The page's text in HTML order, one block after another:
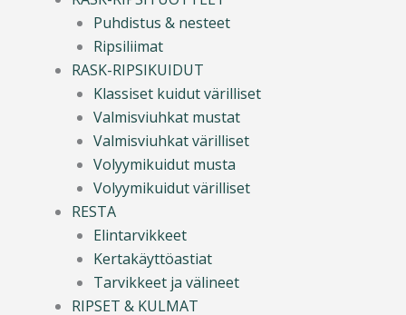
Puhdistus & nesteet
Ripsiliimat
RASK-RIPSIKUIDUT
Klassiset kuidut värilliset
Valmisviuhkat mustat
Valmisviuhkat värilliset
Volyymikuidut musta
Volyymikuidut värilliset
RESTA
Elintarvikkeet
Kertakäyttöastiat
Tarvikkeet ja välineet
RIPSET & KULMAT